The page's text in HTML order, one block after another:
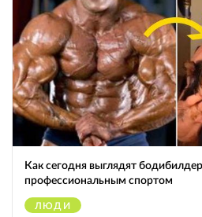
Как сегодня выглядят
профессиональным спортом
ЛЮДИ